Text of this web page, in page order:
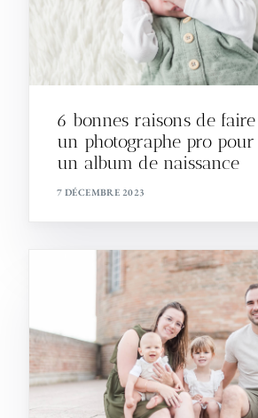
6 bonnes raisons de
un photographe pro
un album de naissance
7 DÉCEMBRE 2023